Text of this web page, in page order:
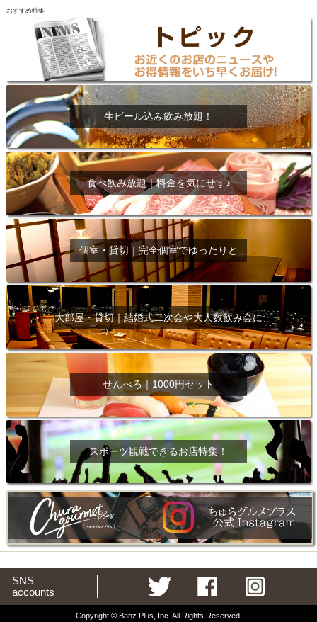
おすすめ特集
生ビール込み飲み放題！
食べ飲み放題｜料金を気にせず♪
個室・貸切｜完全個室でゆったりと
大部屋・貸切｜結婚式二次会や大人数飲み会に
せんべろ｜1000円セット
スポーツ観戦できるお店特集！
SNS
accounts
Copyright © Banz Plus, Inc. All Rights Reserved.